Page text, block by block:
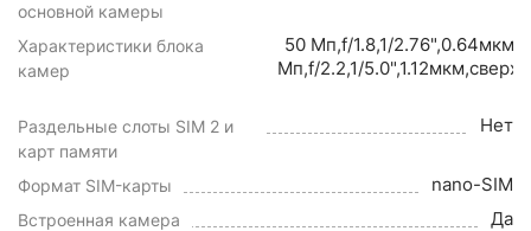
основной камеры
Характеристики блока
камер
50 Мп,f/1.8,1/
Мп,f/2.2,1/
Раздельные слоты SIM 2 и
карт памяти
Нет
Формат SIM-карты nano-SIM
Встроенная камера Да